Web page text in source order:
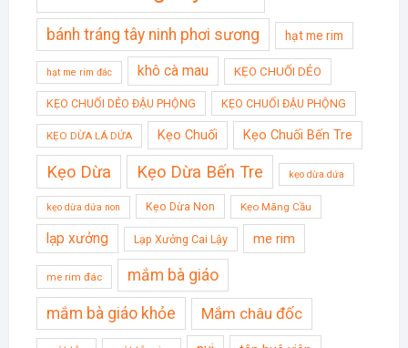
bánh tráng tây ninh phơi sương hạt me rim
hạt me rim đác khô cà mau KẸO CHUỐI DẺO
KẸO CHUỐI DẺO ĐẬU PHỘNG KẸO CHUỐI ĐẬU PHỘNG
KẸO DỪA LÁ DỨA Kẹo Chuối Kẹo Chuối Bến Tre
Kẹo Dừa Kẹo Dừa Bến Tre kẹo dừa dứa
kẹo dừa dứa non Kẹo Dừa Non Kẹo Mãng Cầu
lạp xưởng Lạp Xưởng Cai Lậy me rim
me rim đác mắm bà giáo
mắm bà giáo khỏe Mắm châu đốc